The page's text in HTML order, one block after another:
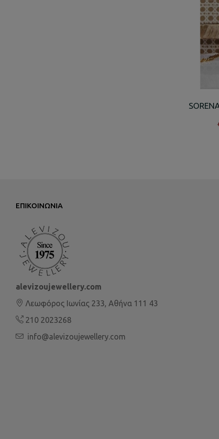
ΕΠΙΚΟΙΝΩΝΊΑ
alevizoujewellery.com
Λεωφόρος Ιωνίας 233, Αθήνα 111 43
210 2023268
info@alevizoujewellery.com